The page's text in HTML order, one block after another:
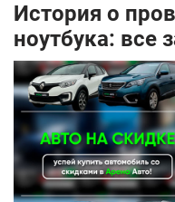
История о
ноутбука: все